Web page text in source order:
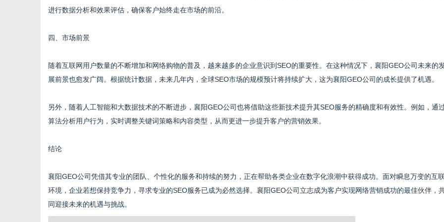
进行数据分析和效果评估，确保客户始终走在市场的前沿。
四、市场前景
随着互联网用户数量的不断增加和网络购物的普及，越来越多的企业意识到SEO的重要性。在这种情况下，襄阳GEO公司未来的
展前景也愈发广阔。根据统计数据，未来几年内，全球SEO市场的规模预计将持续扩大，这为襄阳GEO公司的成长提供了机遇。
另外，随着人工智能和大数据技术的不断进步，襄阳GEO公司也将借助这些新技术提升其SEO服务的精确度和有效性。例如，通
算法分析用户行为，实时调整关键词策略和内容类型，从而更进一步提升客户的营销效果。
结论
襄阳GEO公司凭借其专业的团队、个性化的服务和持续的努力，正在帮助各类企业在数字化浪潮中获得成功。面对瞬息万变的互
环境，企业若想保持竞争力，寻求专业的SEO服务已成为必然选择。襄阳GEO公司立志成为客户实现网络营销成功的最佳伙伴，
同迎接未来的机遇与挑战。